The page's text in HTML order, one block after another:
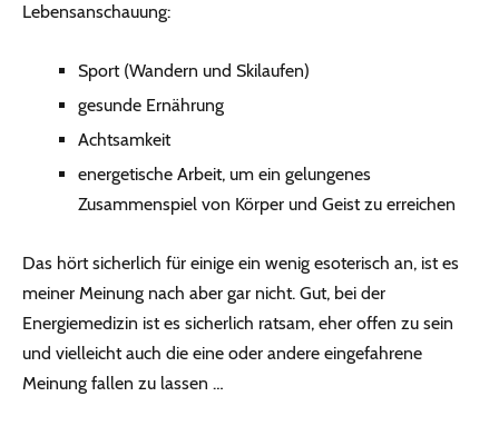
Lebensanschauung:
Sport (Wandern und Skilaufen)
gesunde Ernährung
Achtsamkeit
energetische Arbeit, um ein gelungenes
Zusammenspiel von Körper und Geist zu erreichen
Das hört sicherlich für einige ein wenig esoterisch an, ist es
meiner Meinung nach aber gar nicht. Gut, bei der
Energiemedizin ist es sicherlich ratsam, eher offen zu sein
und vielleicht auch die eine oder andere eingefahrene
Meinung fallen zu lassen …